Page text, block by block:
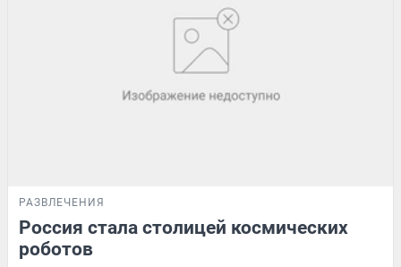
РАЗВЛЕЧЕНИЯ
Россия стала столицей космических
роботов